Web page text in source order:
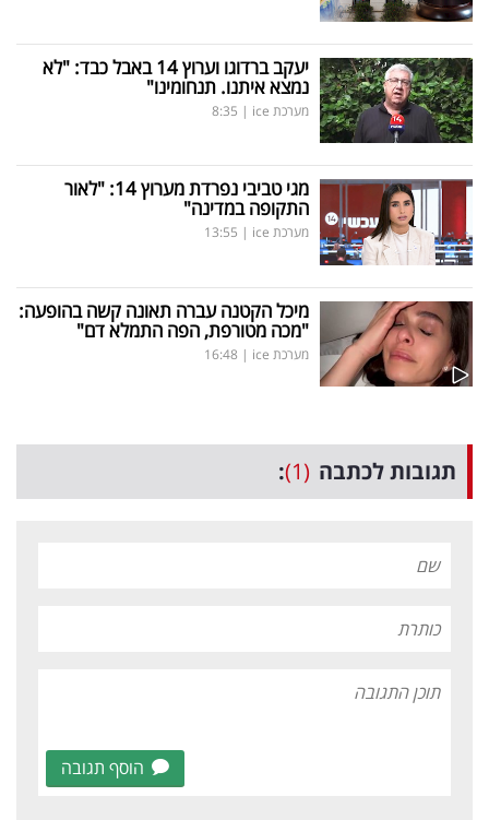
יעקב ברדוגו וערוץ 14 באבל כבד: "לא
נמצא איתנו. תנחומינו"
מערכת ice |
8:35
מגי טביבי נפרדת מערוץ 14: "לאור
התקופה במדינה"
מערכת ice |
13:55
מיכל הקטנה עברה תאונה קשה בהופעה:
"מכה מטורפת, הפה התמלא דם"
מערכת ice |
16:48
תגובות לכתבה (1)
:
הוסף תגובה